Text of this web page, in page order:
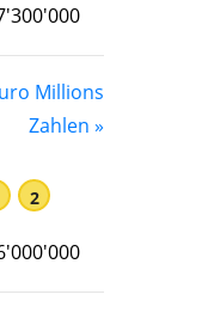
Millions
Zahlen »
2